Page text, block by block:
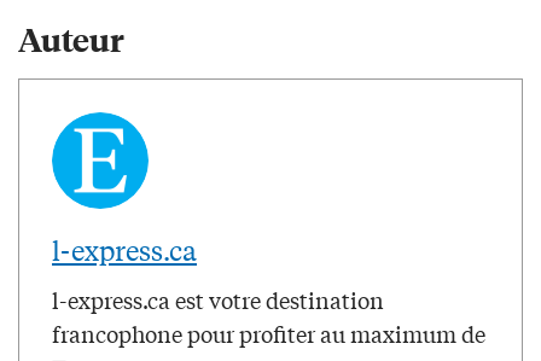
Auteur
l-express.ca
l-express.ca est votre destination
francophone pour profiter au maximum de